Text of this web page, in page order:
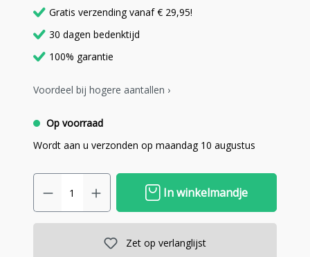
Gratis verzending vanaf € 29,95!
30 dagen bedenktijd
100% garantie
Voordeel bij hogere aantallen ›
Op voorraad
Wordt aan u verzonden op maandag 10 augustus
In winkelmandje
Zet op verlanglijst